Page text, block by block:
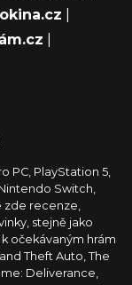
PC, PlayStation 5,
Switch,
zde recenze,
stejně jako
očekávaným hrám
Theft Auto, The
Deliverance,